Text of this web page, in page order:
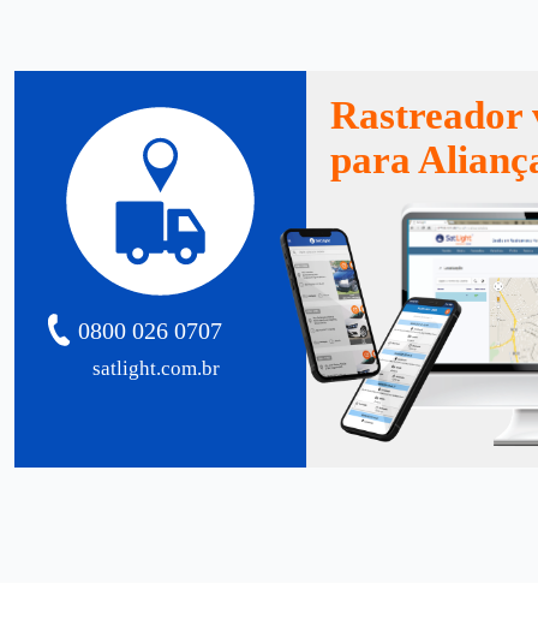
satlight.com.br
0800 026 0707
Rastreador
para